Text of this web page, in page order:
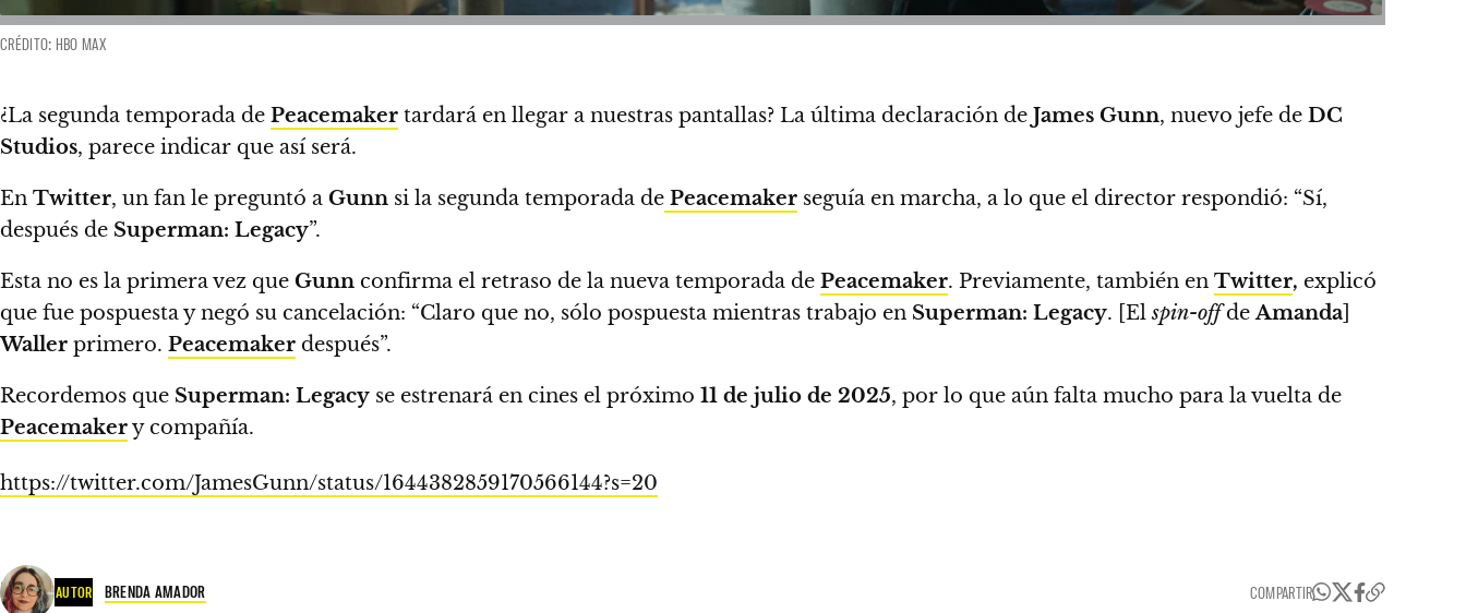
CRÉDITO: HBO MAX
¿La segunda temporada de Peacemaker tardará en llegar a nuestras pantallas? La última declaración de James Gunn, nuevo jefe de DC
Studios, parece indicar que así será.
En Twitter, un fan le preguntó a Gunn si la segunda temporada de Peacemaker seguía en marcha, a lo que el director respondió: “Sí,
después de Superman: Legacy”.
Esta no es la primera vez que Gunn confirma el retraso de la nueva temporada de Peacemaker. Previamente, también en Twitter, explicó
que fue pospuesta y negó su cancelación: “Claro que no, sólo pospuesta mientras trabajo en Superman: Legacy. [Elspin-offdeAmanda
Waller primero. Peacemaker después”.
Recordemos que Superman: Legacy se estrenará en cines el próximo 11 de julio de 2025, por lo que aún falta mucho para la vuelta de
Peacemakery compañía.
https://twitter.com/JamesGunn/status/1644382859170566144?s=20
AUTOR BRENDA AMADOR COMPARTIR